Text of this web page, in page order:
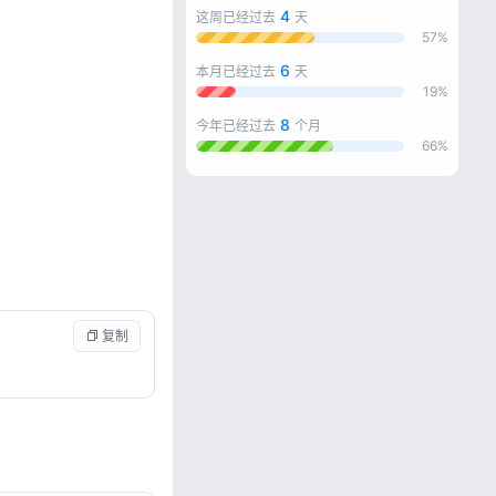
复制
这周已经过去 4 天
57%
本月已经过去 6 天
19%
今年已经过去 8 个月
66%